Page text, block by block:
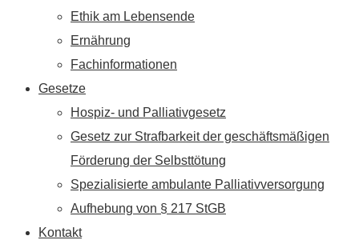
Ethik am Lebensende
Ernährung
Fachinformationen
Gesetze
Hospiz- und Palliativgesetz
Gesetz zur Strafbarkeit der geschäftsmäßigen
Förderung der Selbsttötung
Spezialisierte ambulante Palliativversorgung
Aufhebung von § 217 StGB
Kontakt